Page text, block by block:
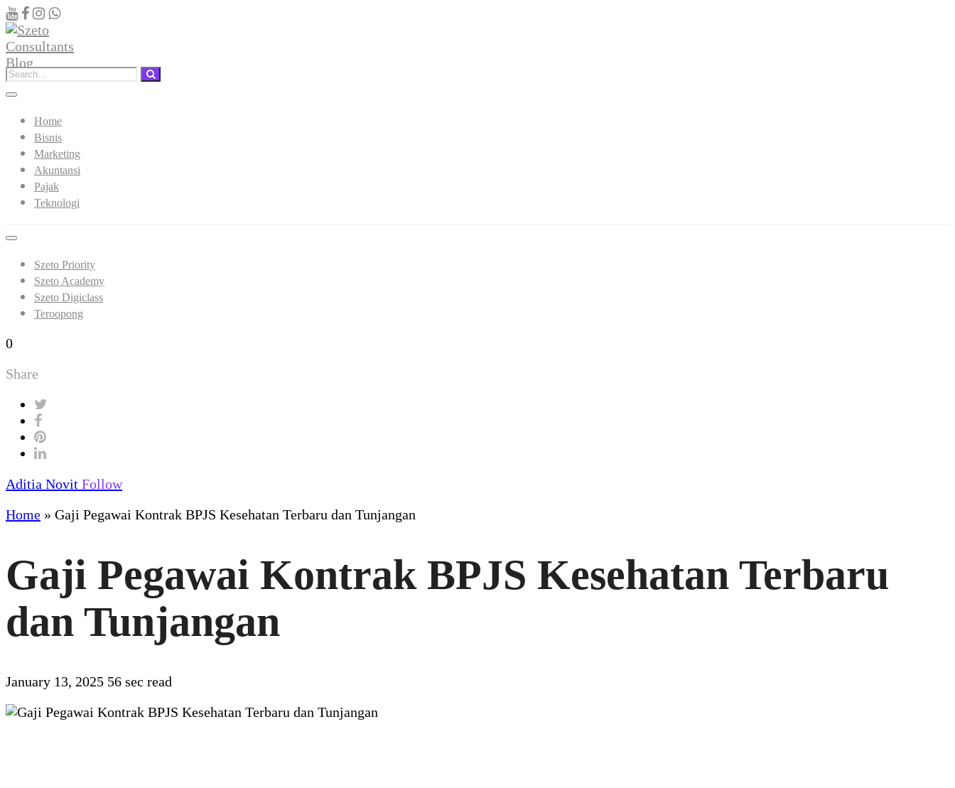
Home
Bisnis
Marketing
Akuntansi
Pajak
Teknologi
Szeto Priority
Szeto Academy
Szeto Digiclass
Teroopong
0
Share
Aditia Novit Follow
Home » Gaji Pegawai Kontrak BPJS Kesehatan Terbaru dan Tunjangan
Gaji Pegawai Kontrak BPJS Kesehatan Terbaru
dan Tunjangan
January 13, 2025 56 sec read